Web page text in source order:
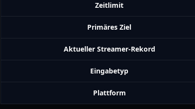
Zeitlimit
Primäres Ziel
Aktueller Streamer-Rekord
Eingabetyp
Plattform